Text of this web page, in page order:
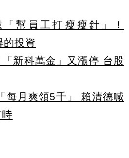
幫員工打瘦瘦針」！
的投資
新科萬金」又漲停 台股
每月爽領5千」 賴清德喊